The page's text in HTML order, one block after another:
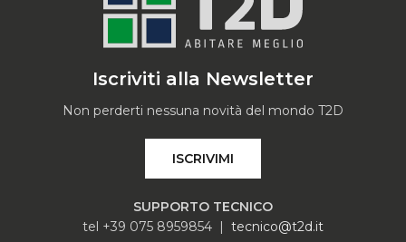
Iscriviti alla Newsletter
Non perderti nessuna novità del mondo T2D
ISCRIVIMI
SUPPORTO TECNICO
tel +39 075 8959854 | tecnico@t2d.it